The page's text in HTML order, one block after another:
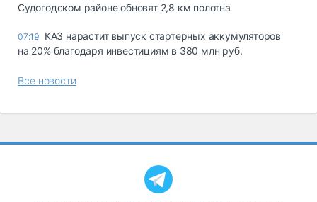
Судогодском районе обновят 2,8 км полотна
07:19 КАЗ нарастит выпуск стартерных аккумуляторов
на 20% благодаря инвестициям в 380 млн руб.
Все новости